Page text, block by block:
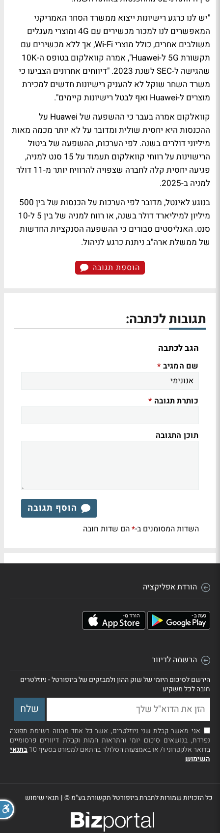
"יש לנו כרגע רישיונות ייצוא ממשרד הסחר האמריקני
המאפשרים לנו למכור מכשירים עם 4G ומוצרי מעגלים
משולבים אחרים, כולל מוצרי Wi-Fi, אך ללא מכשירים עם
תקשורת 5G ל-Huawei", אמרה קוואלקום בטופס ה-10K
שהגישה ל-SEC לשנת 2023. "דיווחים אחרונים הצביעו כי
משרד השחר שוקל לא להעניק רישיונות חדשים למכירת
מוצרים ל-Huawei ואף לבטל רישיונות קיימים".
קוואלקום אמרה בעבר כי ההשפעה של Huawei על
ההכנסות היא יחסית שולית ומדובר על לא יותר מכמה מאות
מיליוני דולרים בשנה. לפי הערכות, ההשפעה של ביטול
הרישוינות על רווחי קוואלקום תעמוד על 15 סנט למניה,
פגיעה יחסית קלה לחברה שצפויה להרוויח יותר מ-11 דולר
למניה ב-2025.
בנוגע לאינטל, מדובר לפי הערכות על הכנסות של בין 500
מיליון למיליארד דולר בשנה, או רווח למניה של בין 5 ל-10
סנט. האנליסטים סבורים כי ההשפעה הסנקציות החדשות
של ממשלת ארה"ב ניתנת כרגע לניהול.
הוספת תגובה
תגובות לכתבה:
הגב לכתבה
שם המגיב *
כותרת תגובה *
תוכן התגובה
הוסף תגובה
השדות המסומנים ב-*הם שדות חובה
הורדת אפליקציה
הרשמה לדיוור
הירשם לסיכום היומי של שוק ההון ולמבזקים של ביזפורטל - ניוזלטרים
חובה לכל משקיע
אני מאשר קבלת שני ניוזלטרים, אשר כל אחד מהווה רשימת תפוצה
נפרדת, בנושאים סיכום יומי והתראות חמות וקבלת דיוורים פרסומיים
בדואר אלקטרוני ו/ או באמצעות הסלולר בהתאם למפורט בסעיף 10
בתנאי
השימוש
כל הזכויות שמורות לחברת ביזפורטל תקשורת בע"מ ©| תנאי שימוש